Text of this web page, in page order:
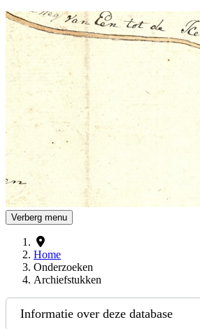
Drents Archief
Verberg menu
Home
Onderzoeken
Archiefstukken
Informatie over deze database